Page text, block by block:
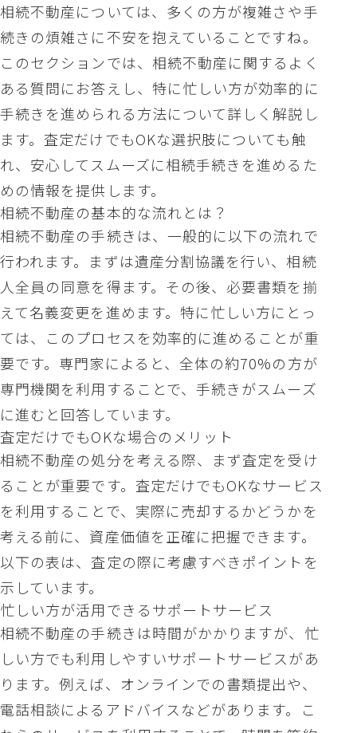
相続不動産については、多くの方が複雑さや手
続きの煩雑さに不安を抱えていることですね。
このセクションでは、相続不動産に関するよく
ある質問にお答えし、特に忙しい方が効率的に
手続きを進められる方法について詳しく解説し
ます。査定だけでもOKな選択肢についても触
れ、安心してスムーズに相続手続きを進めるた
めの情報を提供します。
相続不動産の基本的な流れとは？
相続不動産の手続きは、一般的に以下の流れで
行われます。まずは遺産分割協議を行い、相続
人全員の同意を得ます。その後、必要書類を揃
えて名義変更を進めます。特に忙しい方にとっ
ては、このプロセスを効率的に進めることが重
要です。専門家によると、全体の約70%の方が
専門機関を利用することで、手続きがスムーズ
に進むと回答しています。
査定だけでもOKな場合のメリット
相続不動産の処分を考える際、まず査定を受け
ることが重要です。査定だけでもOKなサービス
を利用することで、実際に売却するかどうかを
考える前に、資産価値を正確に把握できます。
以下の表は、査定の際に考慮すべきポイントを
示しています。
忙しい方が活用できるサポートサービス
相続不動産の手続きは時間がかかりますが、忙
しい方でも利用しやすいサポートサービスがあ
ります。例えば、オンラインでの書類提出や、
電話相談によるアドバイスなどがあります。こ